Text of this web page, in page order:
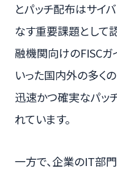
とパッチ配布はサイ
なす重要課題として
融機関向けのFISCガ
いった国内外の多く
迅速かつ確実なパッ
れています。
一方で、企業のIT部